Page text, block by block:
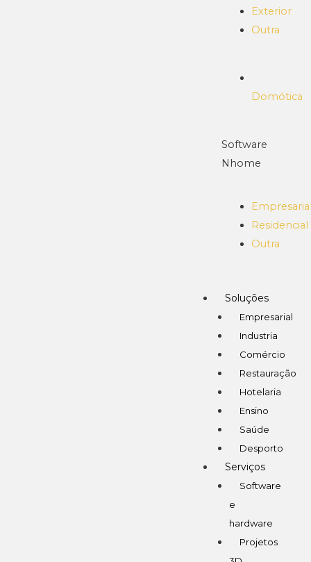
Exterior
Outra
Domótica
Software
Nhome
Residencial
Outra
Soluções
Empresarial
Industria
Comércio
Restauração
Hotelaria
Ensino
Saúde
Desporto
Serviços
Software
e
hardware
Projetos